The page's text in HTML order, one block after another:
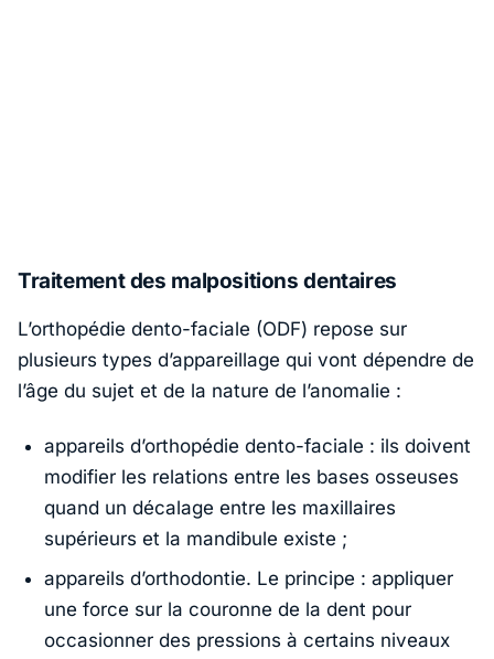
Traitement des malpositions dentaires
L’orthopédie dento-faciale (ODF) repose sur
plusieurs types d’appareillage qui vont dépendre de
l’âge du sujet et de la nature de l’anomalie :
appareils d’orthopédie dento-faciale : ils doivent
modifier les relations entre les bases osseuses
quand un décalage entre les maxillaires
supérieurs et la mandibule existe ;
appareils d’orthodontie. Le principe : appliquer
une force sur la couronne de la dent pour
occasionner des pressions à certains niveaux